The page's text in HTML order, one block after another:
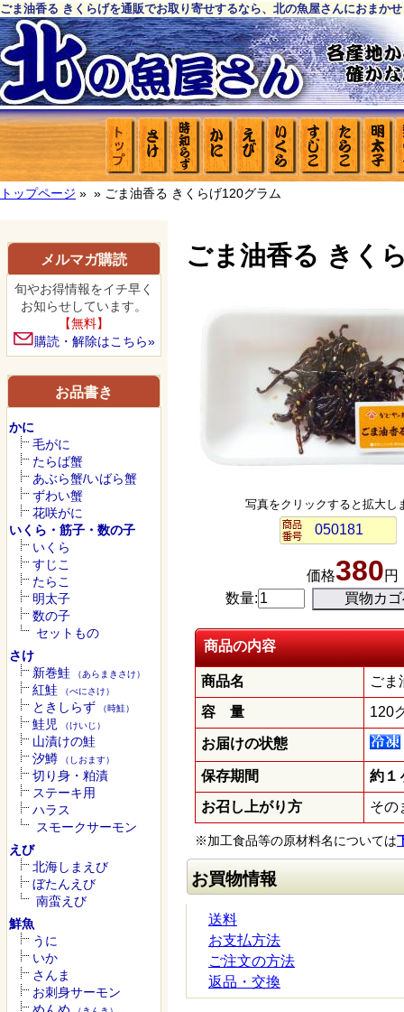
ごま油香る きくらげを通販でお取り寄せするなら、北の魚屋さんにおまか
トップページ » » ごま油香る きくらげ120グラム
メルマガ購読
旬やお得情報をイチ早く
お知らせしています。
【無料】
購読・解除はこちら»
お品書き
かに
毛がに
たらば蟹
あぶら蟹/いばら蟹
ずわい蟹
花咲がに
いくら・筋子・数の子
いくら
すじこ
たらこ
明太子
数の子
セットもの
さけ
新巻鮭 （あらまきさけ）
紅鮭 （べにさけ）
ときしらず （時鮭）
鮭児 （けいじ）
山漬けの鮭
汐鱒 （しおます）
切り身・粕漬
ステーキ用
ハラス
スモークサーモン
えび
北海しまえび
ぼたんえび
南蛮えび
鮮魚
うに
いか
さんま
お刺身サーモン
ごま油香る きく
写真をクリックすると拡大し
050181
価格380円
数量:
商品の内容
商品名
ごま
容 量
120
お届けの状態
保存期間
約１
お召し上がり方
その
※加工食品等の原材料名については
お買物情報
送料
お支払方法
ご注文の方法
返品・交換